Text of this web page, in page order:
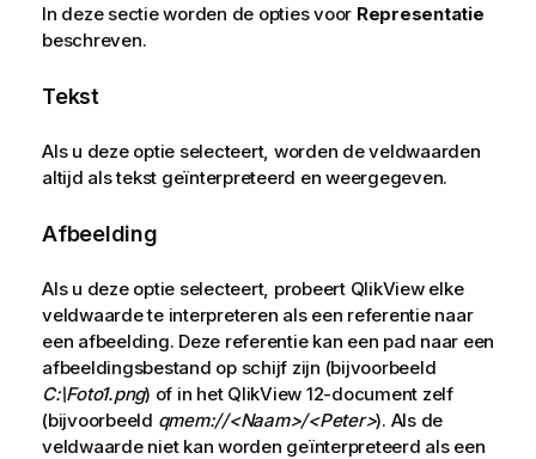
In deze sectie worden de opties voor Representatie
beschreven.
Tekst
Als u deze optie selecteert, worden de veldwaarden
altijd als tekst geïnterpreteerd en weergegeven.
Afbeelding
Als u deze optie selecteert, probeert QlikView elke
veldwaarde te interpreteren als een referentie naar
een afbeelding. Deze referentie kan een pad naar een
afbeeldingsbestand op schijf zijn (bijvoorbeeld
C:\Foto1.png) of in het QlikView 12-document zelf
(bijvoorbeeld qmem://<Naam>/<Peter>). Als de
veldwaarde niet kan worden geïnterpreteerd als een